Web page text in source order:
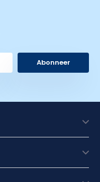
Abonneer